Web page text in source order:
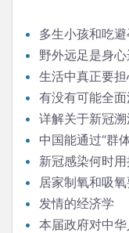
多生小孩和吃
野外远足是身
发言生活中真正要
有没有可能全面
详解关于新冠
中国能通过“群
新冠感染何时用
居家制氧和吸
发情的经济学
本届政府对中